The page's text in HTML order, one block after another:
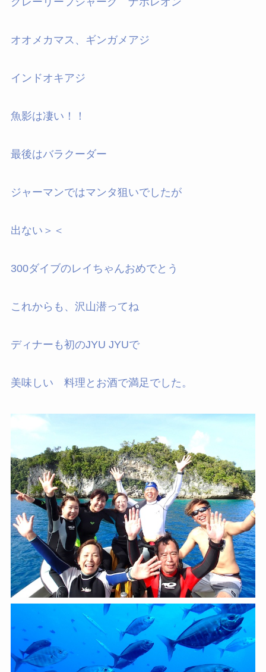
オオメカマス、ギンガメアジ
インドオキアジ
魚影は凄い！！
最後はバラクーダー
ジャーマンではマンタ狙いでしたが
出ない＞＜
300ダイブのレイちゃんおめでとう
これからも、沢山潜ってね
ディナーも初のJYU JYUで
美味しい 料理とお酒で満足でした。